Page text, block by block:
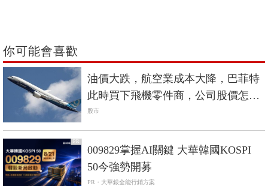
你可能會喜歡
油價大跌，航空業成本大降，巴菲特
此時買下飛機零件商，公司股價怎會
不漲？
股市
PR
009829掌握AI關鍵 大華韓國KOSPI
50今強勢開募
PR・大華銀全能行銷方案